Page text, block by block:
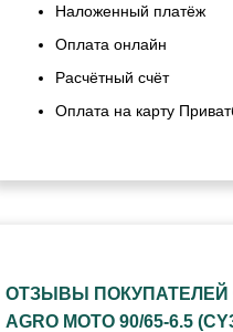
Наложенный платёж
Оплата онлайн
Расчётный счёт
Оплата на карту
ОТЗЫВЫ
AGRO MOTO 90/65-6.5